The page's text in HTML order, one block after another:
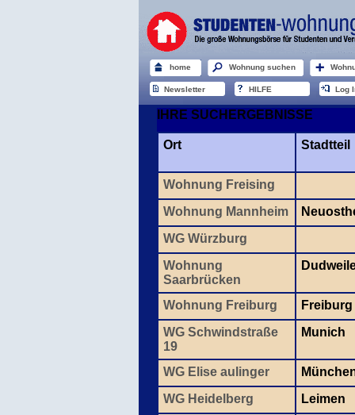
home Wohnung suchen
Newsletter HILFE Log
IHRE SUCHERGEBNISSE
Ort Stadtteil
Wohnung Freising
Wohnung Mannheim
WG Würzburg
Wohnung
Saarbrücken
Wohnung Freiburg
Freiburg
WG Schwindstraße
19
Munich
WG Elise aulinger
WG Heidelberg
Leimen